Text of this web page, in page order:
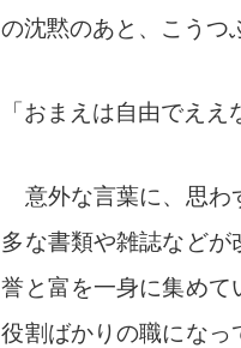
の沈黙のあと、こうつ
「おまえは自由でええ
意外な言葉に、思わ
多な書類や雑誌などが
誉と富を一身に集めて
役割ばかりの職になっ